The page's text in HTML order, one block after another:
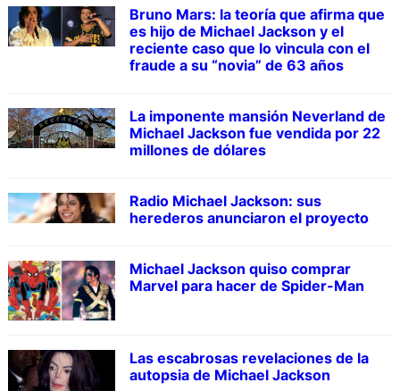
Bruno Mars: la teoría que afirma que
es hijo de Michael Jackson y el
reciente caso que lo vincula con el
fraude a su “novia” de 63 años
La imponente mansión Neverland de
Michael Jackson fue vendida por 22
millones de dólares
Radio Michael Jackson: sus
herederos anunciaron el proyecto
Michael Jackson quiso comprar
Marvel para hacer de Spider-Man
Las escabrosas revelaciones de la
autopsia de Michael Jackson